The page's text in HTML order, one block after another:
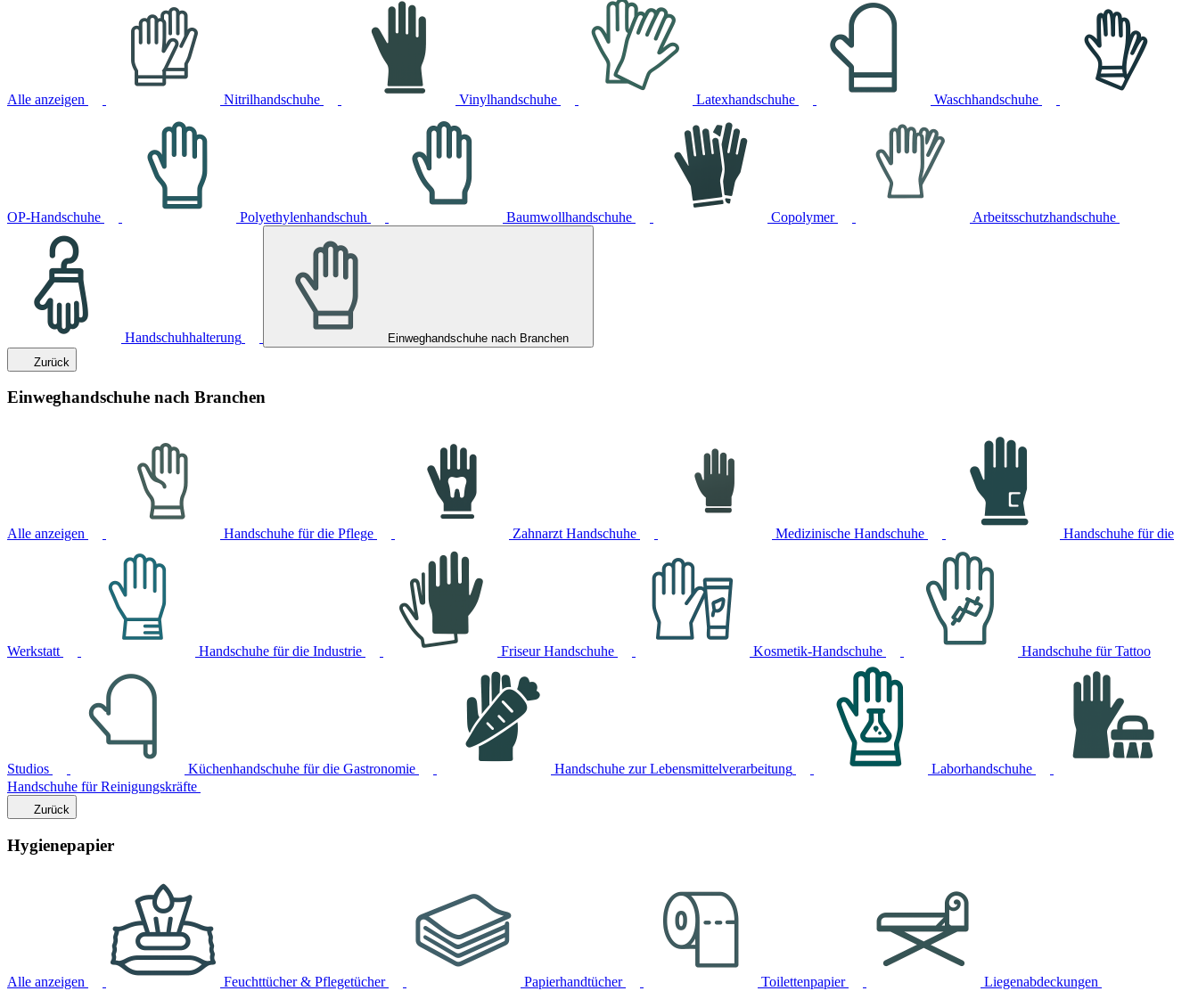
Alle anzeigen Nitrilhandschuhe Vinylhandschuhe Latexhandschuhe Waschhandschuhe
OP-Handschuhe Polyethylenhandschuh Baumwollhandschuhe Copolymer Arbeitsschutzhandschuhe
Handschuhhalterung
Einweghandschuhe nach Branchen
Zurück
Einweghandschuhe nach Branchen
Alle anzeigen Handschuhe für die Pflege Zahnarzt Handschuhe Medizinische Handschuhe Handschuhe für die
Werkstatt Handschuhe für die Industrie Friseur Handschuhe Kosmetik-Handschuhe Handschuhe für Tattoo
Studios Küchenhandschuhe für die Gastronomie Handschuhe zur Lebensmittelverarbeitung
Laborhandschuhe
Handschuhe für Reinigungskräfte
Zurück
Hygienepapier
Alle anzeigen Feuchttücher & Pflegetücher Papierhandtücher Toilettenpapier Liegenabdeckungen